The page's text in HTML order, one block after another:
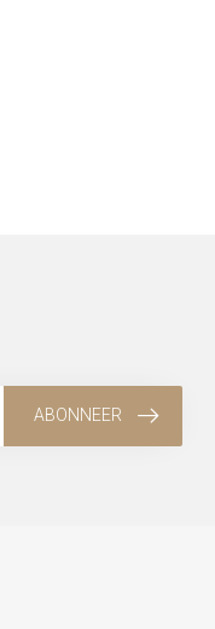
ABONNEER